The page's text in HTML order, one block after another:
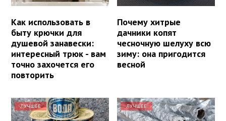
Как использовать в
быту крючки для
душевой занавески:
интересный трюк - вам
точно захочется его
повторить
Почему хитрые
дачники копят
чесночную шелуху всю
зиму: она пригодится
весной
ЛУЧШЕЕ ЛУЧШЕЕ